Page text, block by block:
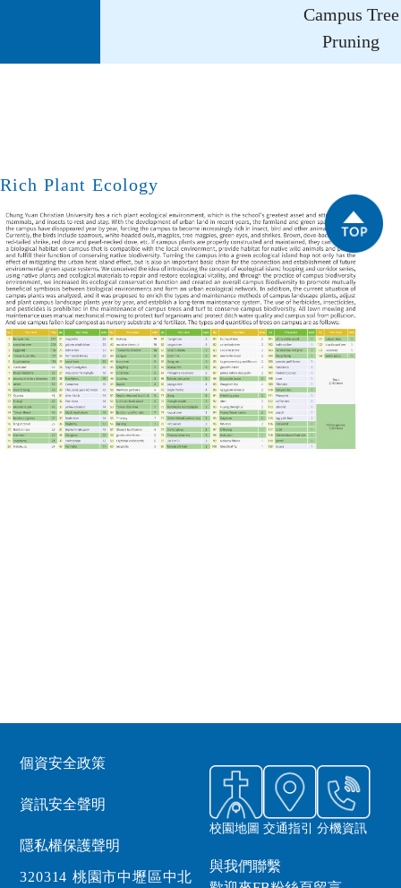
Campus Tree
Pruning
Rich Plant Ecology
個資安全政策
資訊安全聲明
隱私權保護聲明
320314 桃園市中壢區中北
校園地圖 交通指引 分機資訊
與我們聯繫